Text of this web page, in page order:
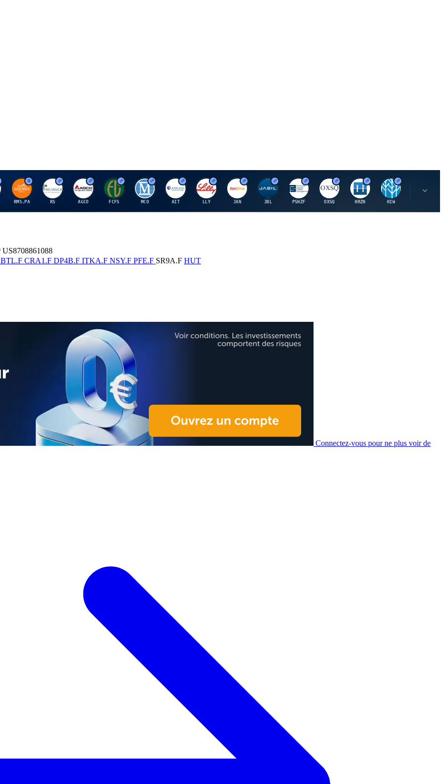
H
RMS.PA
R
RS
A
AGCO
F
FCFS
M
MCO
A
AIT
E
LLY
J
JAN
J
JBL
P
PSHZF
O
OXSQ
H
HRZN
H
HIW
U
US8708861088
BTL.F CRA1.F DP4B.F ITKA.F NSY.F PFE.F SR9A.F HUT
Connectez-vous pour ne plus voir de